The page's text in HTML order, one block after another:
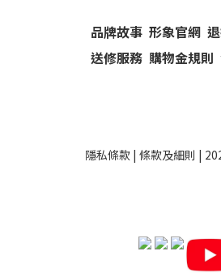
品牌故事 形象官網
送修服務 購物金規則
隱私條款 | 條款及細則 |